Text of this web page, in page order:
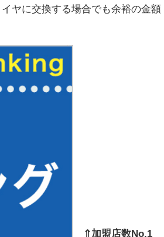
ヤに交換する場合でも余裕の金額
⇑加盟店数No.1